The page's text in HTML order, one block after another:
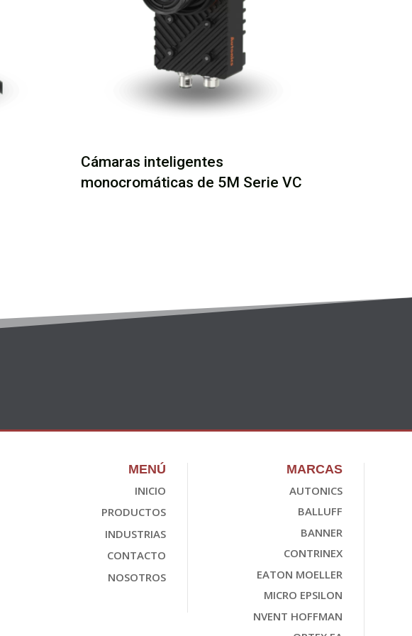
Cámaras inteligentes
monocromáticas de 5M Serie VC
MENÚ
INICIO
PRODUCTOS
INDUSTRIAS
CONTACTO
NOSOTROS
MARCAS
AUTONICS
BALLUFF
BANNER
CONTRINEX
EATON MOELLER
MICRO EPSILON
NVENT HOFFMAN